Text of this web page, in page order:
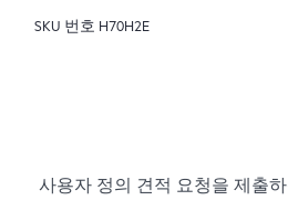
SKU 번호 H70H2E
사용자 정의 견적 요청을 제출